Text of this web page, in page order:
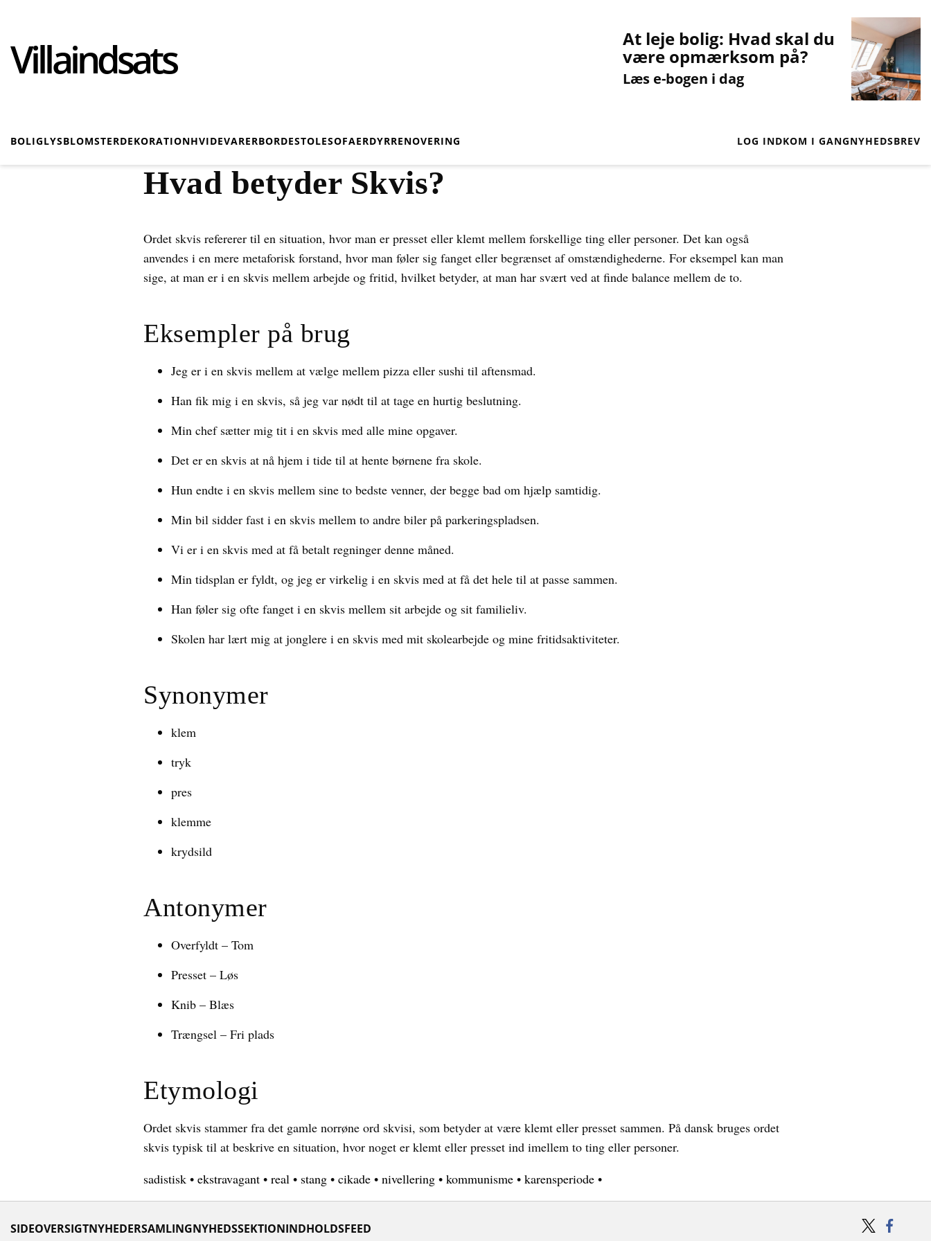
Villaindsats At leje bolig: Hvad skal du
være opmærksom på?
Læs e-bogen i dag
BOLIGLYSBLOMSTERDEKORATIONHVIDEVARERBORDESTOLESOFAERDYRRENOVERING LOG INDKOM I GANGNYHEDSBREV
Hvad betyder Skvis?
Ordet skvis refererer til en situation, hvor man er presset eller klemt mellem forskellige ting eller personer. Det kan også
anvendes i en mere metaforisk forstand, hvor man føler sig fanget eller begrænset af omstændighederne. For eksempel kan man
sige, at man er i en skvis mellem arbejde og fritid, hvilket betyder, at man har svært ved at finde balance mellem de to.
Eksempler på brug
Jeg er i en skvis mellem at vælge mellem pizza eller sushi til aftensmad.
Han fik mig i en skvis, så jeg var nødt til at tage en hurtig beslutning.
Min chef sætter mig tit i en skvis med alle mine opgaver.
Det er en skvis at nå hjem i tide til at hente børnene fra skole.
Hun endte i en skvis mellem sine to bedste venner, der begge bad om hjælp samtidig.
Min bil sidder fast i en skvis mellem to andre biler på parkeringspladsen.
Vi er i en skvis med at få betalt regninger denne måned.
Min tidsplan er fyldt, og jeg er virkelig i en skvis med at få det hele til at passe sammen.
Han føler sig ofte fanget i en skvis mellem sit arbejde og sit familieliv.
Skolen har lært mig at jonglere i en skvis med mit skolearbejde og mine fritidsaktiviteter.
Synonymer
klem
tryk
pres
klemme
krydsild
Antonymer
Overfyldt – Tom
Presset – Løs
Knib – Blæs
Trængsel – Fri plads
Etymologi
Ordet skvis stammer fra det gamle norrøne ord skvisi, som betyder at være klemt eller presset sammen. På dansk bruges ordet
skvis typisk til at beskrive en situation, hvor noget er klemt eller presset ind imellem to ting eller personer.
sadistisk • ekstravagant • real • stang • cikade • nivellering • kommunisme • karensperiode •
SIDEOVERSIGTNYHEDERSAMLINGNYHEDSSEKTIONINDHOLDSFEED